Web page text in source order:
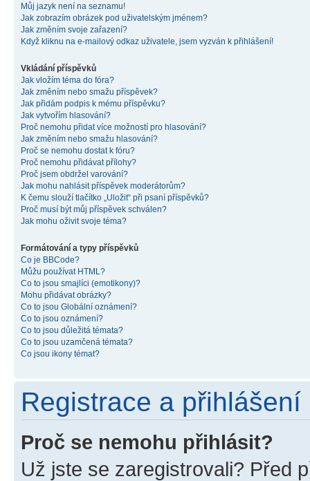
Můj jazyk není na seznamu!
Jak zobrazím obrázek pod uživatelským jménem?
Jak změním svoje zařazení?
Když kliknu na e-mailový odkaz uživatele, jsem vyzván k přihlášení!
Vkládání příspěvků
Jak vložím téma do fóra?
Jak změním nebo smažu příspěvek?
Jak přidám podpis k mému příspěvku?
Jak vytvořím hlasování?
Proč nemohu přidat více možností pro hlasování?
Jak změním nebo smažu hlasování?
Proč se nemohu dostat k fóru?
Proč nemohu přidávat přílohy?
Proč jsem obdržel varování?
Jak mohu nahlásit příspěvek moderátorům?
K čemu slouží tlačítko „Uložit“ při psaní příspěvků?
Proč musí být můj příspěvek schválen?
Jak mohu oživit svoje téma?
Formátování a typy příspěvků
Co je BBCode?
Můžu používat HTML?
Co to jsou smajlíci (emotikony)?
Mohu přidávat obrázky?
Co to jsou Globální oznámení?
Co to jsou oznámení?
Co to jsou důležitá témata?
Co to jsou uzamčená témata?
Co jsou ikony témat?
Registrace a přihlášení
Proč se nemohu přihlásit?
Už jste se zaregistrovali? Před